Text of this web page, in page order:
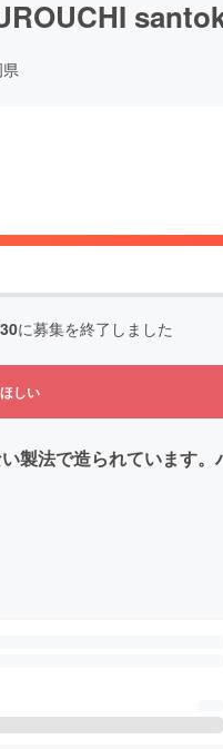
に募集を終了しました
しい
製法で造られています